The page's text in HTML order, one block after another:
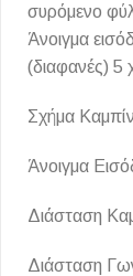
συρόμενο
Άνοιγμα
(διαφανές) 5
Σχήμα
Άνοιγμα
Διάσταση
Διάσταση